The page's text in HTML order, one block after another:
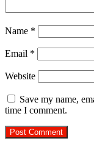
Name *
Email *
Website
Save my name,
time I comment.